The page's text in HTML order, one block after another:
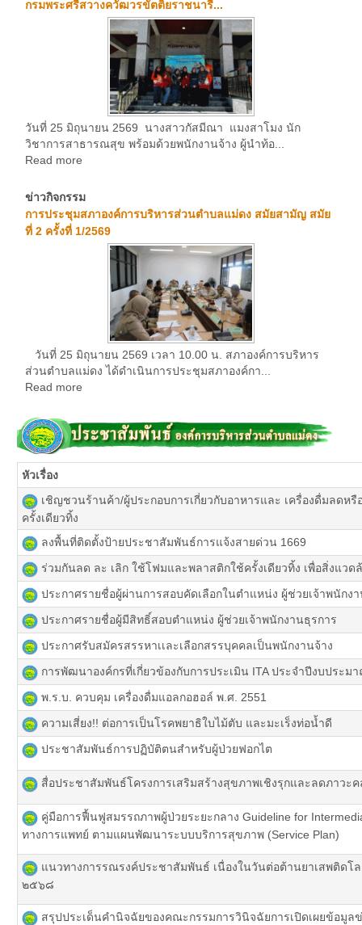
กรมพระศรีสวางควัฒวรขัตติยราชนารี...
วันที่ 25 มิถุนายน 2569 นางสาวกัสมีณา แมงสาโมง นัก
วิชาการสาธารณสุข พร้อมด้วยพนักงานจ้าง ผู้นำท้อ...
Read more
ข่าวกิจกรรม
การประชุมสภาองค์การบริหารส่วนตำบลแม่ดง สมัยสามัญ สมัย
ที่ 2 ครั้งที่ 1/2569
วันที่ 25 มิถุนายน 2569 เวลา 10.00 น. สภาองค์การบริหาร
ส่วนตำบลแม่ดง ได้ดำเนินการประชุมสภาองค์กา...
Read more
หัวเรื่อง
เชิญชวนร้านค้า/ผู้ประกอบการเกี่ยวกับอาหารและ เครื่องดื่มลดห
ครั้งเดียวทิ้ง
ลงพื้นที่ติดตั้งป้ายประชาสัมพันธ์การแจ้งสายด่วน 1669
ร่วมกันลด ละ เลิก ใช้โฟมและพลาสติกใช้ครั้งเดียวทิ้ง เพื่อสิ่งแวด
ประกาศรายชื่อผู้ผ่านการสอบคัดเลือกในตำแหน่ง ผู้ช่วยเจ้าพนักง
ประกาศรายชื่อผู้มีสิทธิ์สอบตำแหน่ง ผู้ช่วยเจ้าพนักงานธุรการ
ประกาศรับสมัครสรรหาเเละเลือกสรรบุคคลเป็นพนักงานจ้าง
การพัฒนาองค์กรที่เกี่ยวข้องกับการประเมิน ITA ประจำปีงบประม
พ.ร.บ. ควบคุม เครื่องดื่มแอลกอฮอล์ พ.ศ. 2551
ความเสี่ยง!! ต่อการเป็นโรคพยาธิใบไม้ตับ และมะเร็งท่อน้ำดี
ประชาสัมพันธ์การปฏิบัติตนสำหรับผู้ป่วยฟอกไต
สื่อประชาสัมพันธ์โครงการเสริมสร้างสุขภาพเชิงรุกและลดภาวะ
คู่มือการฟื้นฟูสมรรถภาพผู้ป่วยระยะกลาง Guideline for
ทางการแพทย์ ตามแผนพัฒนาระบบบริการสุขภาพ (Service Plan)
แนวทางการรณรงค์ประชาสัมพันธ์ เนื่องในวันต่อต้านยาเสพติดโ
๒๕๖๘
สรุปประเด็นคำนิจฉัยของคณะกรรมการวินิจฉัยการเปิดเผยข้อมูล